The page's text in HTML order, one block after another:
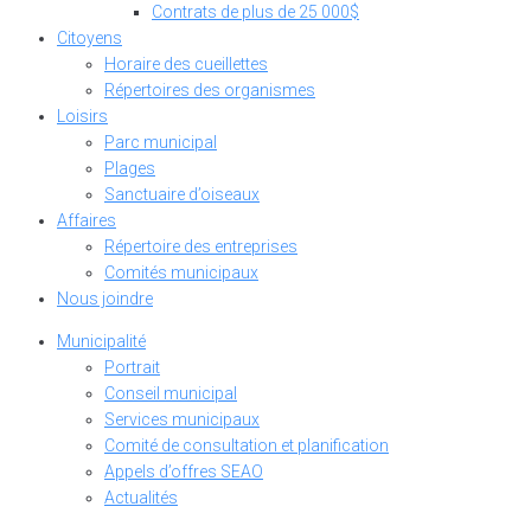
Contrats de plus de 25 000$
Citoyens
Horaire des cueillettes
Répertoires des organismes
Loisirs
Parc municipal
Plages
Sanctuaire d’oiseaux
Affaires
Répertoire des entreprises
Comités municipaux
Nous joindre
Municipalité
Portrait
Conseil municipal
Services municipaux
Comité de consultation et planification
Appels d’offres SEAO
Actualités